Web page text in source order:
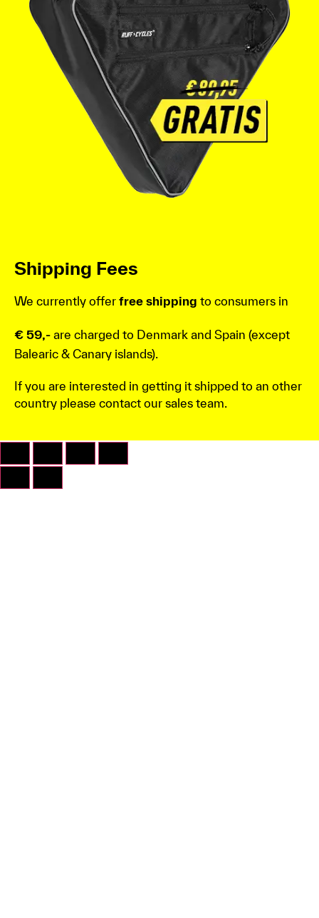
Shipping Fees
We currently offer free shipping to consumers in
€ 59,- are charged to Denmark and Spain (except
Balearic & Canary islands).
If you are interested in getting it shipped to an other
country please contact our sales team.